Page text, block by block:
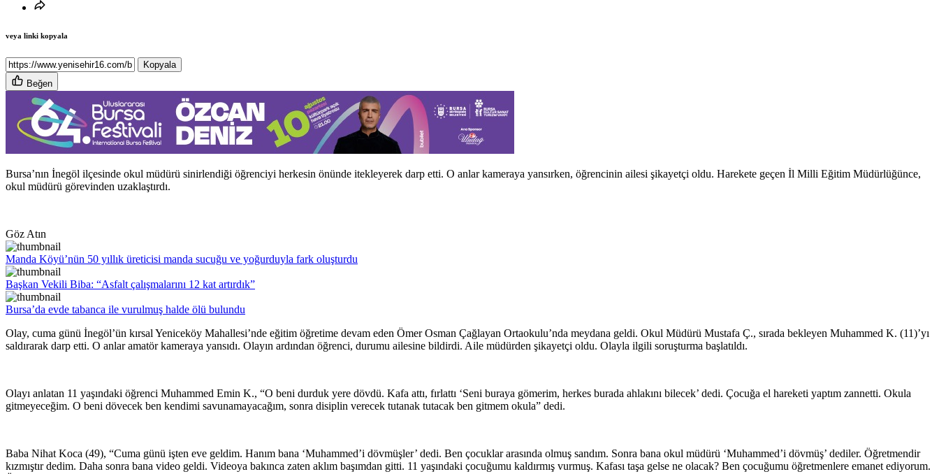
veya linki kopyala
Kopyala
Beğen
Bursa’nın İnegöl ilçesinde okul müdürü sinirlendiği öğrenciyi herkesin önünde itekleyerek darp etti. O anlar kameraya yansırken, öğrencinin ailesi şikayetçi oldu. Harekete geçen İl Milli Eğitim Müdürlüğünce,
okul müdürü görevinden uzaklaştırdı.
Göz Atın
Manda Köyü’nün 50 yıllık üreticisi manda sucuğu ve yoğurduyla fark oluşturdu
Başkan Vekili Biba: “Asfalt çalışmalarını 12 kat artırdık”
Bursa’da evde tabanca ile vurulmuş halde ölü bulundu
Olay, cuma günü İnegöl’ün kırsal Yeniceköy Mahallesi’nde eğitim öğretime devam eden Ömer Osman Çağlayan Ortaokulu’nda meydana geldi. Okul Müdürü Mustafa Ç., sırada bekleyen Muhammed K. (11)’yı
saldırarak darp etti. O anlar amatör kameraya yansıdı. Olayın ardından öğrenci, durumu ailesine bildirdi. Aile müdürden şikayetçi oldu. Olayla ilgili soruşturma başlatıldı.
Olayı anlatan 11 yaşındaki öğrenci Muhammed Emin K., “O beni durduk yere dövdü. Kafa attı, fırlattı ‘Seni buraya gömerim, herkes burada ahlakını bilecek’ dedi. Çocuğa el hareketi yaptım zannetti. Okula
gitmeyeceğim. O beni dövecek ben kendimi savunamayacağım, sonra disiplin verecek tutanak tutacak ben gitmem okula” dedi.
Baba Nihat Koca (49), “Cuma günü işten eve geldim. Hanım bana ‘Muhammed’i dövmüşler’ dedi. Ben çocuklar arasında olmuş sandım. Sonra bana okul müdürü ‘Muhammed’i dövmüş’ dediler. Öğretmendir
kızmıştır dedim. Daha sonra bana video geldi. Videoya bakınca zaten aklım başımdan gitti. 11 yaşındaki çocuğumu kaldırmış vurmuş. Kafası taşa gelse ne olacak? Ben çocuğumu öğretmenlere emanet ediyorum.